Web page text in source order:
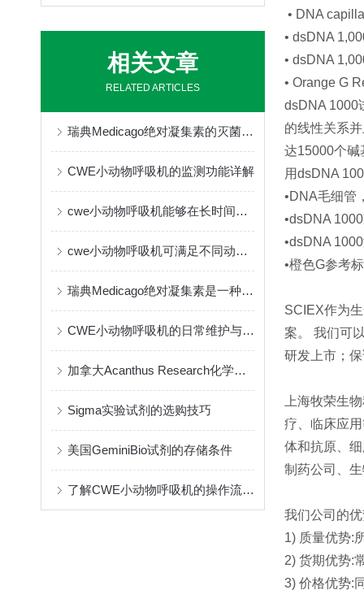
相关文章
RELATED ARTICLES
瑞典Medicago绝对凝集素的灭菌方式
CWE小动物呼吸机的监测功能详解
cwe小动物呼吸机能够在长时间实验中保持一致的输出
cwe小动物呼吸机可满足不同动物的生理需要
瑞典Medicago绝对凝集素是一种创新的免疫疗法
CWE小动物呼吸机的日常维护与保养指南
加拿大Acanthus Research化学试剂的作用与应用
Sigma实验试剂的选购技巧
美国GeminiBio试剂的存储条件
了解CWE小动物呼吸机的操作流程与维护
• DNA
• dsDNA
• dsDNA
• Orange G
dsDNA 1000
的线性关系
达15000个碱
用dsDNA
•DNA毛细管
•dsDNA
•dsDNA
•橙色G参考
SCIEX作为
案。 我们可
研发上市；
上海牧荣生
疗、临床应
体和抗原、
制药公司、
我们公司的
1) 质量优势:
2) 货期优势:
3) 价格优势: